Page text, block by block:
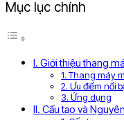
Mục lục chính
I. Giới thiệu thang
1. Thang máy
2. Ưu điểm nổi
3. Ứng dụng
II. Cấu tạo và